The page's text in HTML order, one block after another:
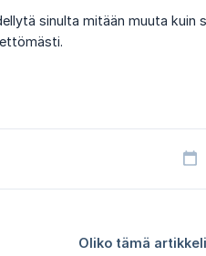
sinulta mitään muuta
Oliko tämä